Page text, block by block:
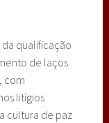
qualificação
de laços
com
litígios
cultura de paz